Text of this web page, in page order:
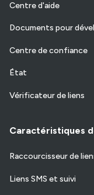
Centre d'aide
Documents pour
Centre de confiance
État
Vérificateur de liens
Caractéristiques
Raccourcisseur de
Liens SMS et suivi